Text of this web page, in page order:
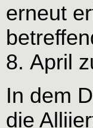
erneut
8. April
In dem
die